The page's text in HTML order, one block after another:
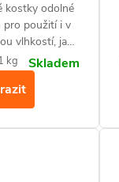
kostky odolné
pro použití i v
vlhkostí, jako
sklepy nebo
proti myším,
kg
Skladem